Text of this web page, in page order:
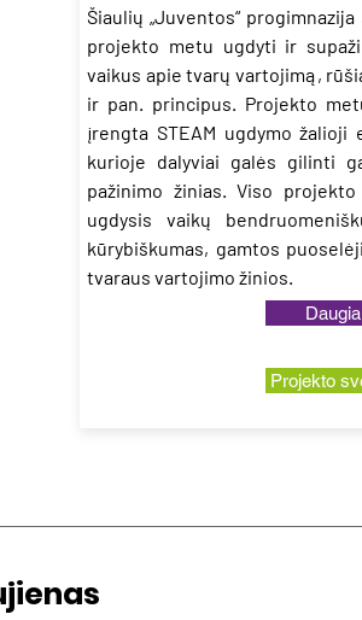
Šiaulių „Juventos“ progimnazija
projekto metu ugdyti ir
vaikus apie tvarų vartojimą,
ir pan. principus. Projekto
įrengta STEAM ugdymo žalioji
kurioje dalyviai galės gilinti
pažinimo žinias. Viso
ugdysis vaikų
kūrybiškumas, gamtos
tvaraus vartojimo žinios.
Projekto